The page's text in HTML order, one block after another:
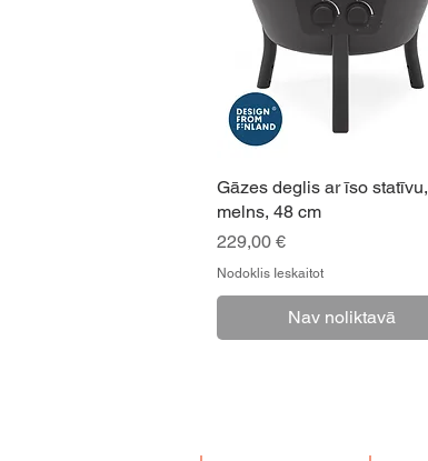
Gāzes deglis ar īso statīvu,
melns, 48 cm
Cena
229,00 €
Nodoklis Ieskaitot
Nav noliktavā